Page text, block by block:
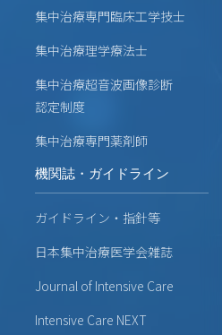
集中治療専門臨床工学技士
集中治療理学療法士
集中治療超音波画像診断
認定制度
集中治療専門薬剤師
機関誌・ガイドライン
ガイドライン・指針等
日本集中治療医学会雑誌
Journal of Intensive Care
Intensive Care NEXT